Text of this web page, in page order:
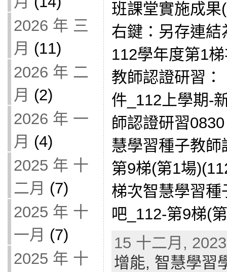
2026 年 三
月 (11)
2026 年 二
月 (2)
2026 年 一
月 (4)
2025 年 十
二月 (7)
2025 年 十
一月 (7)
2025 年 十
班課堂實施成
右鍵：另存連
112學年度第1
教師認證研習
件_112上學期-
師認證研習
慧學習種子教
第9梯(第1場
梯次智慧學習
吧_112-第9梯(
15 十二月,
增能, 智慧學習